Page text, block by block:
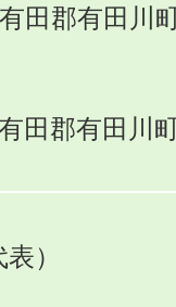
田郡有田川
田郡有田川
）